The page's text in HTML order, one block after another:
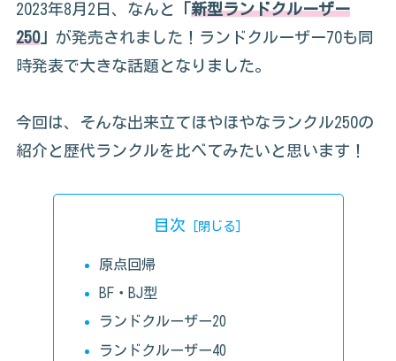
2023年8月2日、なんと 「新型ランドクルーザー
250」 が発売されました！ランドクルーザー70も同
時発表で大きな話題となりました。
今回は、そんな出来立てほやほやなランクル250の
紹介と歴代ランクルを比べてみたいと思います！
目次
原点回帰
BF・BJ型
ランドクルーザー20
ランドクルーザー40